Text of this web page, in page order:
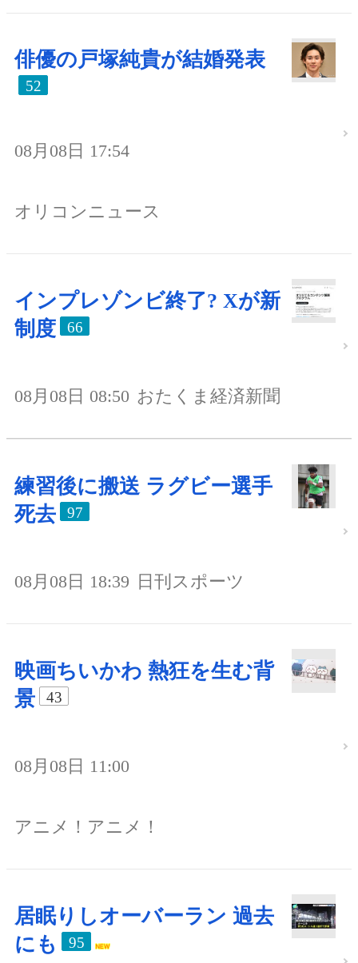
俳優の戸塚純貴が結婚発表
52
08月08日 17:54
オリコンニュース
インプレゾンビ終了? Xが新
制度
66
08月08日 08:50 おたくま経済新聞
練習後に搬送 ラグビー選手
死去
97
08月08日 18:39 日刊スポーツ
映画ちいかわ 熱狂を生む背
景
43
08月08日 11:00
アニメ！アニメ！
居眠りしオーバーラン 過去
にも
95